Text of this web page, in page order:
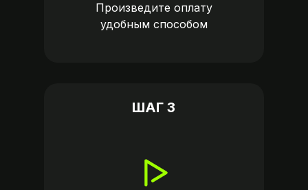
Произведите оплату
удобным способом
ШАГ 3